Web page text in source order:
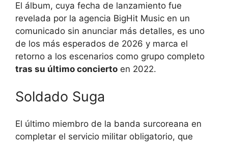
El álbum, cuya fecha de lanzamiento fue
revelada por la agencia BigHit Music en un
comunicado sin anunciar más detalles, es uno
de los más esperados de 2026 y marca el
retorno a los escenarios como grupo completo
tras su último concierto en 2022.
Soldado Suga
El último miembro de la banda surcoreana en
completar el servicio militar obligatorio, que